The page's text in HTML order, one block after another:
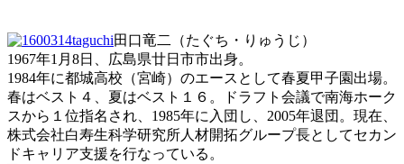
田口竜二（たぐち・りゅうじ）
1967年1月8日、広島県廿日市市出身。
1984年に都城高校（宮崎）のエースとして春夏甲子園出場。
春はベスト４、夏はベスト１６。ドラフト会議で南海ホーク
スから１位指名され、1985年に入団し、2005年退団。現在、
株式会社白寿生科学研究所人材開拓グループ長としてセカン
ドキャリア支援を行なっている。